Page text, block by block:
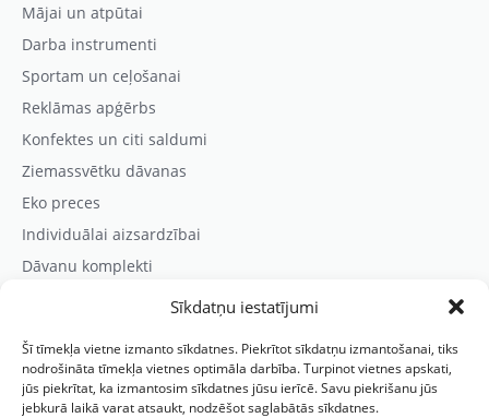
Sīkdatņu iestatījumi
Šī tīmekļa vietne izmanto sīkdatnes. Piekrītot sīkdatņu izmantošanai, tiks
nodrošināta tīmekļa vietnes optimāla darbība. Turpinot vietnes apskati,
jūs piekrītat, ka izmantosim sīkdatnes jūsu ierīcē. Savu piekrišanu jūs
jebkurā laikā varat atsaukt, nodzēšot saglabātās sīkdatnes.
Mājai un atpūtai
Darba instrumenti
Sportam un ceļošanai
Reklāmas apģērbs
Konfektes un citi saldumi
Ziemassvētku dāvanas
Eko preces
Individuālai aizsardzībai
Dāvanu komplekti
Kontaktinformācija
Prezentreklāmas aģentūra “PARIS”
Reģ.nr.: 40103625328